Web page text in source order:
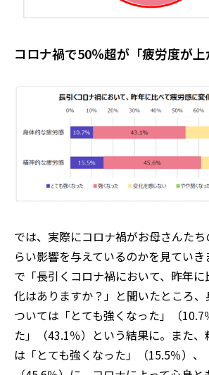
コロナ禍で50％超が「疲労度が
では、実際にコロナ禍がお母さんたち
らい影響を与えているのかを見てい
で「長引くコロナ禍において、昨年
化はありますか？」と聞いたところ
ついては「とても強くなった」（10.7
た」（43.1％）という結果に。また
は「とても強くなった」（15.5％）、